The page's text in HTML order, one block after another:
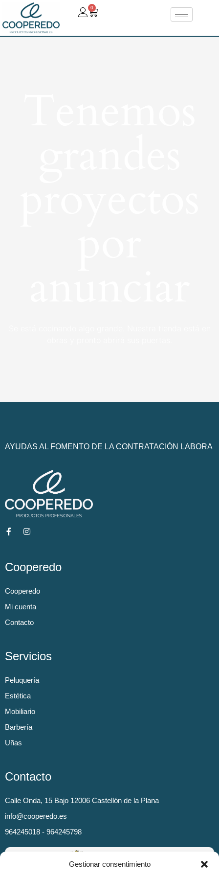
Gestionar consentimiento
0
AYUDAS AL FOMENTO DE LA CONTRATACIÓN LABORA
Cooperedo
Cooperedo
Mi cuenta
Contacto
Servicios
Peluquería
Estética
Mobiliario
Barbería
Uñas
Contacto
Calle Onda, 15 Bajo 12006 Castellón de la Plana
info@cooperedo.es
964245018 - 964245798